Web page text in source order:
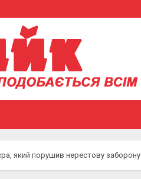
який порушив нерестову заборону